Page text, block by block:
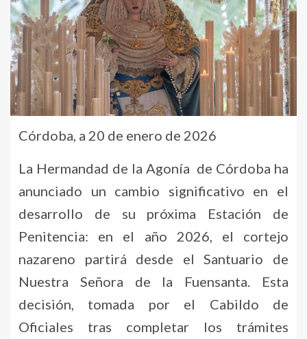
Córdoba, a 20 de enero de 2026
La Hermandad de la Agonía de Córdoba ha
anunciado un cambio significativo en el
desarrollo de su próxima Estación de
Penitencia: en el año 2026, el cortejo
nazareno partirá desde el Santuario de
Nuestra Señora de la Fuensanta. Esta
decisión, tomada por el Cabildo de
Oficiales tras completar los trámites